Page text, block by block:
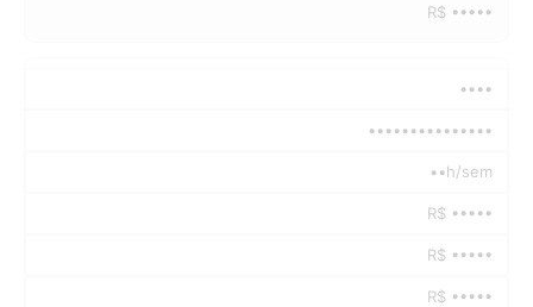
R$ •••••
••••
•••••••••••••••
••h/sem
R$ •••••
R$ •••••
R$ •••••